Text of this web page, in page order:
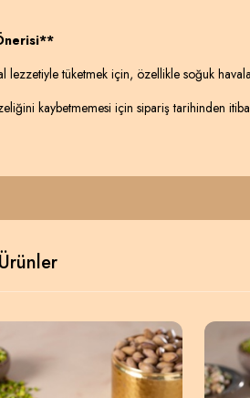
lezzetiyle tüketmek için, özellikle soğuk
kaybetmemesi için sipariş tarihinden